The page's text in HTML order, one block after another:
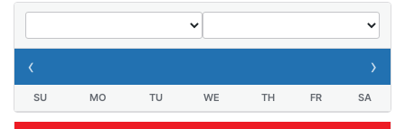
‹ ›
SU MO TU WE TH FR SA